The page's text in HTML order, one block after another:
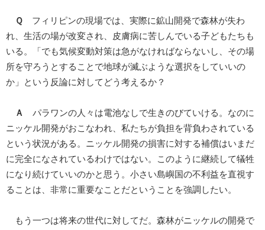
Ｑ フィリピンの現場では、実際に鉱山開発で森林が失わ
れ、生活の場が改変され、皮膚病に苦しんでいる子どもたちも
いる。「でも気候変動対策は急がなければならないし、その場
所を守ろうとすることで地球が滅ぶような選択をしていいの
か」という反論に対してどう考えるか？
Ａ
パラワンの人々は電池なしで生きのびていける。なのに
ニッケル開発がおこなわれ、私たちが負担を背負わされている
という状況がある。ニッケル開発の損害に対する補償はいまだ
に完全になされているわけではない。このように継続して犠牲
になり続けていいのかと思う。小さい島嶼国の不利益を直視す
ることは、非常に重要なことだということを強調したい。
もう一つは将来の世代に対してだ。森林がニッケルの開発で